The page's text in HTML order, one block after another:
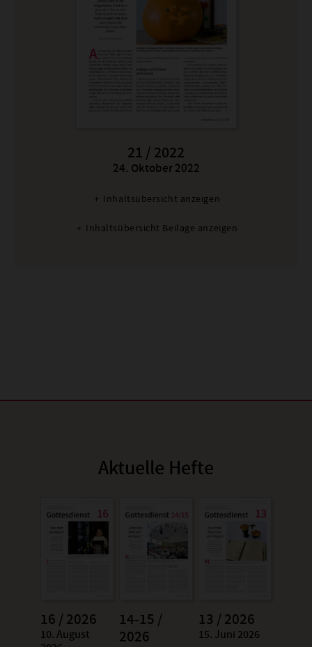
21 / 2022
:
24. Oktober 2022
Inhaltsübersicht anzeigen
Inhaltsübersicht Beilage anzeigen
Aktuelle Hefte
16 / 2026
:
10. August
14-15 /
2026
13 / 2026
:
15. Juni 2026